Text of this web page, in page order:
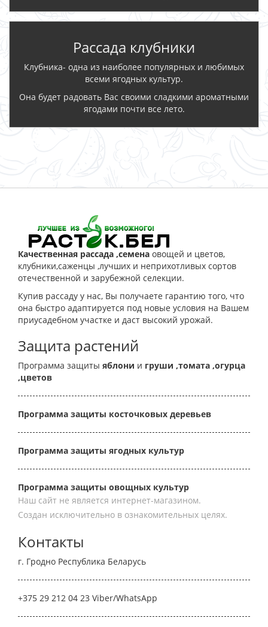
Рассада клубники
Клубника- одна из наиболее популярных и любимых
всеми ягодных культур.
Она будет радовать Вас своими сладкими ароматными
ягодами почти все лето.
Качественная рассада ,семена овощей и цветов,
клубники,саженцы ,лучших и неприхотливых сортов
отечественной и зарубежной селекции.
Купив рассаду у нас, Вы получаете гарантию того, что
она быстро адаптируется под новые условия на Вашем
приусадебном участке и даст высокий урожай.
Защита растений
Программа защиты яблони и груши ,томата ,огурца
,цветов
Программа защиты косточковых деревьев
Программа защиты ягодных культур
Программа защиты овощных культур
Наш сайт не является интернет-магазином.
Создан исключительно в ознакомительных целях.
Контакты
г. Гродно Республика Беларусь
+375 29 212 04 23 Viber/WhatsApp